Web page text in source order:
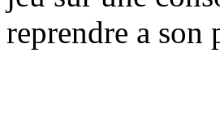
reprendre a son